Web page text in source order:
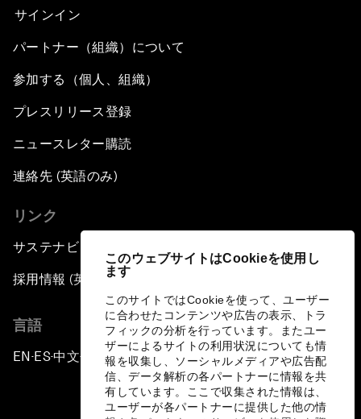
このウェブサイトはCookieを使用し
ます
このサイトではCookieを使って、ユーザー
に合わせたコンテンツや広告の表示、トラ
フィックの分析を行っています。またユー
ザーによるサイトの利用状況についても情
報を収集し、ソーシャルメディアや広告配
信、データ解析の各パートナーに情報を共
有しています。ここで収集された情報は、
ユーザーが各パートナーに提供した他の情
サインイン
パートナー（組織）について
参加する（個人、組織）
プレスリリース登録
ニュースレター購読
連絡先 (英語のみ)
リンク
サステナビリティへの取り組み
採用情報 (英語のみ)
言語
EN ▪ ES▪中文▪ 日本語